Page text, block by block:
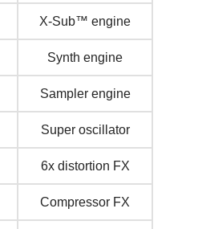
X-Sub™ engine
Synth engine
Sampler engine
Super oscillator
6x distortion FX
Compressor FX